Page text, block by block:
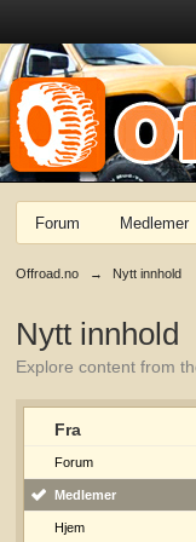
Forum Medlemer
Offroad.no → Nytt innhold
Nytt innhold
Explore content from
Fra
Forum
Medlemer
Hjem